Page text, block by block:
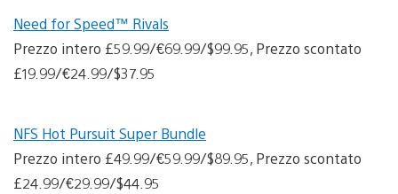
Need for Speed™ Rivals
Prezzo intero £59.99/€69.99/$99.95, Prezzo scontato
£19.99/€24.99/$37.95
NFS Hot Pursuit Super Bundle
Prezzo intero £49.99/€59.99/$89.95, Prezzo scontato
£24.99/€29.99/$44.95